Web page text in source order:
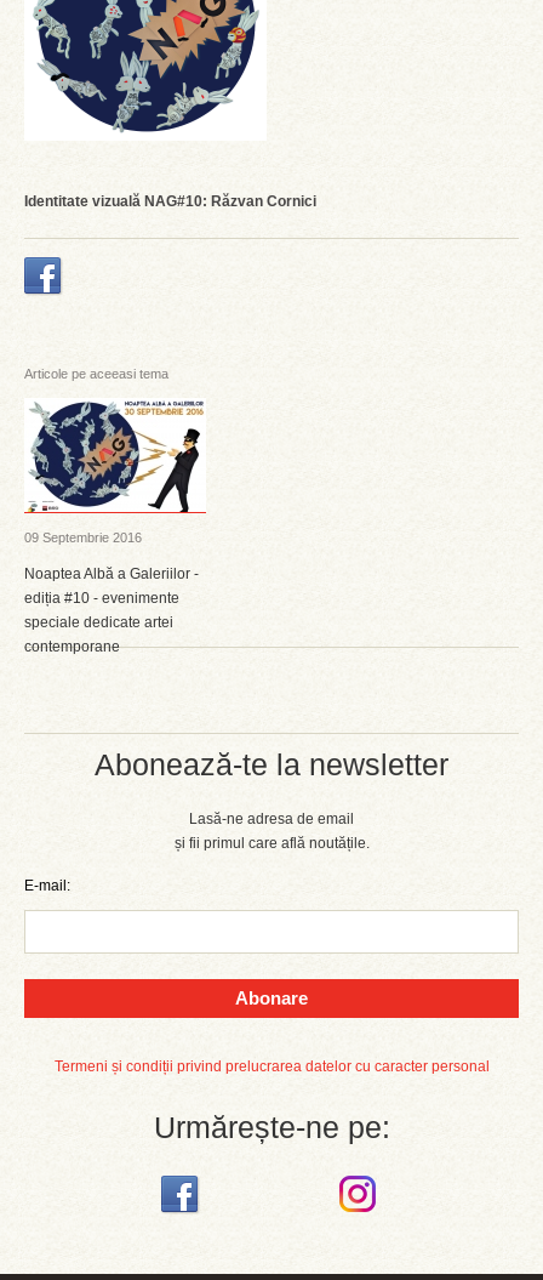
Abonează-te la newsletter
Lasă-ne adresa de email
și fii primul care află noutățile.
E-mail:
Abonare
Termeni și condiții privind prelucrarea datelor cu caracter personal
Urmărește-ne pe:
Identitate vizuală NAG#10: Răzvan Cornici
Articole pe aceeasi tema
09 Septembrie 2016
Noaptea Albă a Galeriilor -
ediția #10 - evenimente
speciale dedicate artei
contemporane